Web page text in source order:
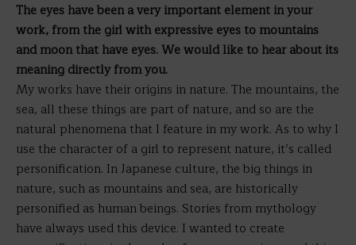
The eyes have been a very important element in your
work, from the girl with expressive eyes to mountains
and moon that have eyes. We would like to hear about its
meaning directly from you.
My works have their origins in nature. The mountains, the
sea, all these things are part of nature, and so are the
natural phenomena that I feature in my work. As to why I
use the character of a girl to represent nature, it’s called
personification. In Japanese culture, the big things in
nature, such as mountains and sea, are historically
personified as human beings. Stories from mythology
have always used this device. I wanted to create